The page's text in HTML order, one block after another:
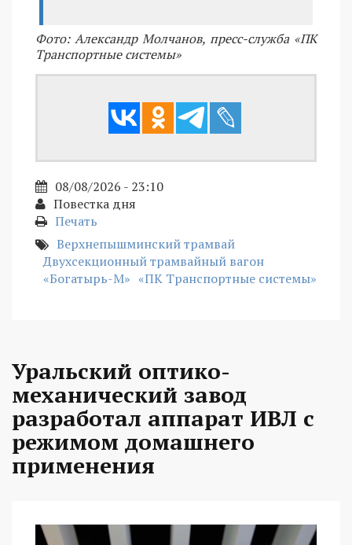
Фото: Александр Молчанов, пресс-служба «ПК
Транспортные системы»
08/08/2026 - 23:10
Повестка дня
Печать
Верхнепышминский трамвай
Двухсекционный трамвайный вагон
«Богатырь-М» «ПК Транспортные системы»
Уральский оптико-
механический завод
разработал аппарат ИВЛ с
режимом домашнего
применения